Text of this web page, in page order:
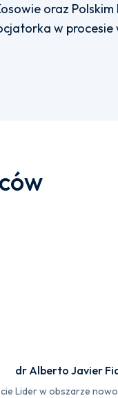
oraz
w
dr Alberto Javier
Lider w obszarze